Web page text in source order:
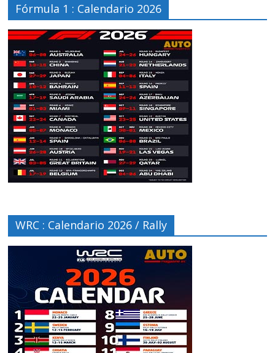
Fórmula 1 : Calendario 2026
WRC : Calendario 2026 / Rally